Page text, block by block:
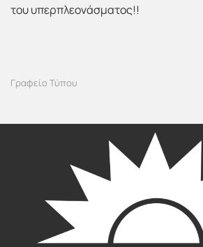
του υπερπλεονάσματος!!
Γραφείο Τύπου